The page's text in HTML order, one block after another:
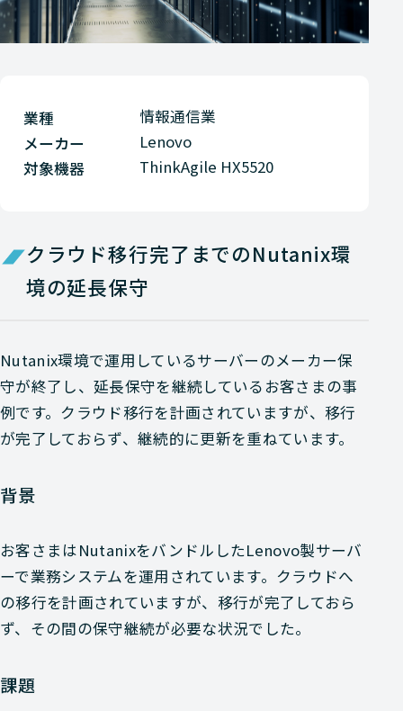
業種
情報通信業
メーカー
Lenovo
対象機器
ThinkAgile HX5520
クラウド移行完了までのNutanix環
境の延長保守
Nutanix環境で運用しているサーバーのメーカー保
守が終了し、延長保守を継続しているお客さまの事
例です。クラウド移行を計画されていますが、移行
が完了しておらず、継続的に更新を重ねています。
背景
お客さまはNutanixをバンドルしたLenovo製サーバ
ーで業務システムを運用されています。クラウドへ
の移行を計画されていますが、移行が完了しておら
ず、その間の保守継続が必要な状況でした。
課題